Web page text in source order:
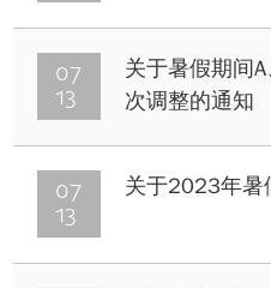
07
13
关于暑假期间
次调整的通知
07
13
关于2023年暑